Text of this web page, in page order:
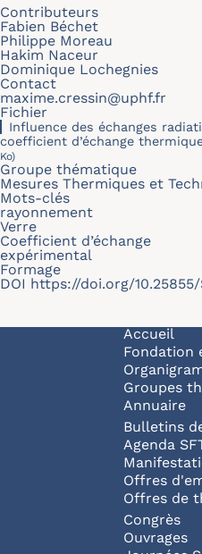
Contributeurs
Fabien Béchet
Philippe Moreau
Hakim Naceur
Dominique Lochegnies
Contact
maxime.cressin@uphf.fr
Fichier
Influence des échanges
coefficient d’échange
Ko)
Groupe thématique
Mesures Thermiques et
Mots-clés
rayonnement
Verre
Coefficient d’échange
expérimental
Formage
DOI https://doi.org/
Accueil
Fondation
Groupes
Annuaire
Bulletins
Agenda
Offres
Offres de
Congrès
Ouvrages